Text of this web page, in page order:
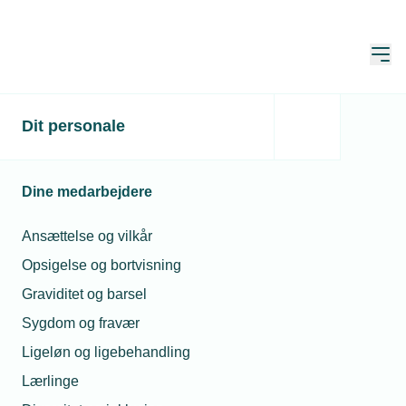
Dit personale
Dine medarbejdere
Ansættelse og vilkår
Opsigelse og bortvisning
Graviditet og barsel
Sygdom og fravær
Ligeløn og ligebehandling
Lærlinge
Søg
Sortér
Viser 1 - 5 of af 5 resultater